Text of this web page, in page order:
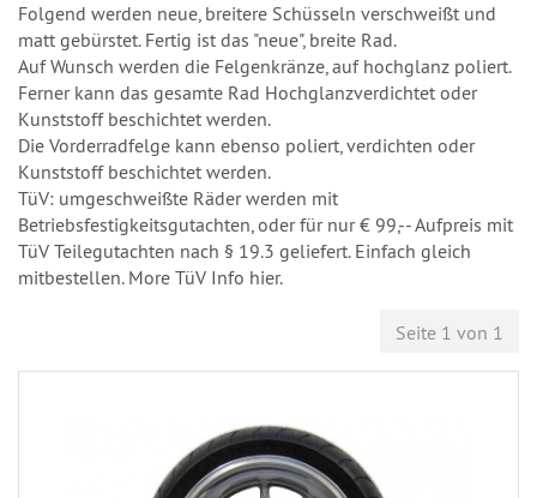
Folgend werden neue, breitere Schüsseln verschweißt und
matt gebürstet. Fertig ist das "neue", breite Rad.
Auf Wunsch werden die Felgenkränze, auf hochglanz poliert.
Ferner kann das gesamte Rad Hochglanzverdichtet oder
Kunststoff beschichtet werden.
Die Vorderradfelge kann ebenso poliert, verdichten oder
Kunststoff beschichtet werden.
TüV: umgeschweißte Räder werden mit
Betriebsfestigkeitsgutachten, oder für nur € 99,-- Aufpreis mit
TüV Teilegutachten nach § 19.3 geliefert. Einfach gleich
mitbestellen. More TüV Info hier.
Seite 1 von 1